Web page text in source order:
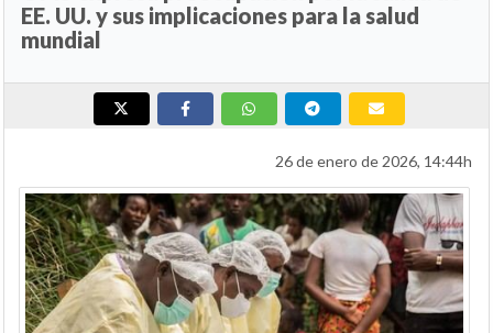
EE. UU. y sus implicaciones para la salud
mundial
26 de enero de 2026, 14:44h